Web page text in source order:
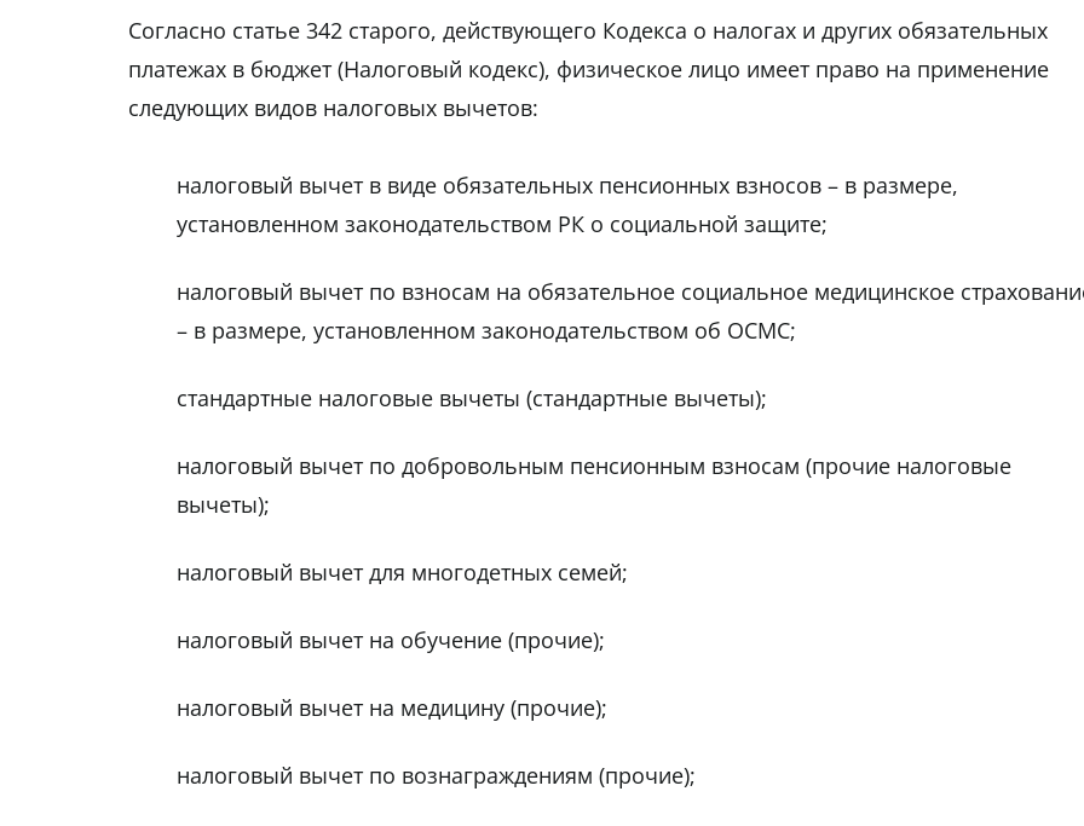
Согласно статье 342 старого, действующего Кодекса о налогах и других обязательных
платежах в бюджет (Налоговый кодекс), физическое лицо имеет право на применение
следующих видов налоговых вычетов:
налоговый вычет в виде обязательных пенсионных взносов – в размере,
установленном законодательством РК о социальной защите;
налоговый вычет по взносам на обязательное социальное медицинское
– в размере, установленном законодательством об ОСМС;
стандартные налоговые вычеты (стандартные вычеты);
налоговый вычет по добровольным пенсионным взносам (прочие налоговые
вычеты);
налоговый вычет для многодетных семей;
налоговый вычет на обучение (прочие);
налоговый вычет на медицину (прочие);
налоговый вычет по вознаграждениям (прочие);